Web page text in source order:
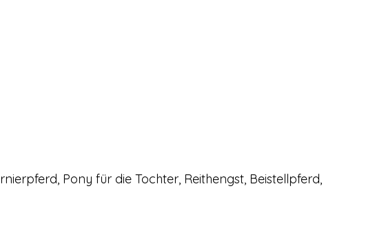
Pony für die Tochter, Reithengst, Beistellpferd,